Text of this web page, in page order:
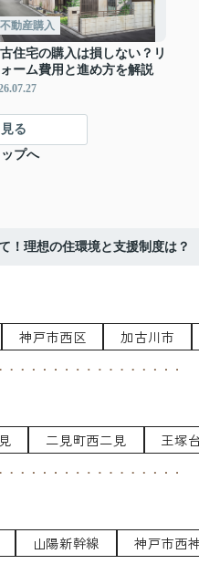
不動産購入
住宅の購入は損しない？リ
ーム費用と進め方を解説
る
プへ
！理想の住環境と支援制度は？
神戸市西区 加古川市
二見町西二見 王塚
山陽新幹線 神戸市西